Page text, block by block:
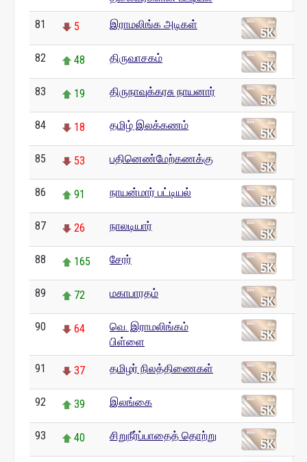
81 5 இராமலிங்க அடிகள்
82 48 திருவாசகம்
83 19 திருநாவுக்கரசு நாயனார்
84 18 தமிழ் இலக்கணம்
85 53 பதினெண்மேற்கணக்கு
86 91 நாயன்மார் பட்டியல்
87 26 நாலடியார்
88 165 சேரர்
89 72 மகாபாரதம்
90 64
வெ. இராமலிங்கம்
பிள்ளை
91 37 தமிழர் நிலத்திணைகள்
92 39 இலங்கை
93 40 சிறுநீர்ப்பாதைத் தொற்று